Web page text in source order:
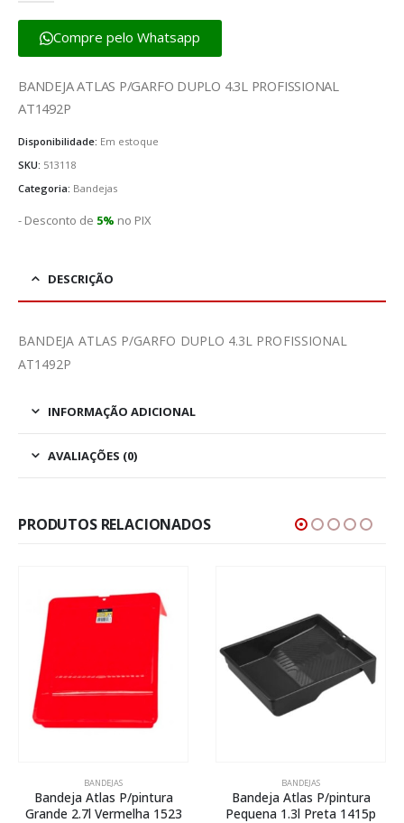
Compre pelo Whatsapp
BANDEJA ATLAS P/GARFO DUPLO 4.3L PROFISSIONAL
AT1492P
Disponibilidade: Em estoque
SKU: 513118
Categoria: Bandejas
- Desconto de 5% no PIX
DESCRIÇÃO
BANDEJA ATLAS P/GARFO DUPLO 4.3L PROFISSIONAL
AT1492P
INFORMAÇÃO ADICIONAL
AVALIAÇÕES (0)
PRODUTOS RELACIONADOS
BANDEJAS
Bandeja Atlas P/pintura
Grande 2.7l Vermelha 1523
BANDEJAS
Bandeja Atlas P/pintura
Pequena 1.3l Preta 1415p